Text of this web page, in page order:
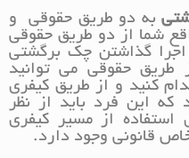
به دو طریق حقوقی و
شما از دو طریق حقوقی
گذاشتن چک برگشتی
طریق حقوقی می توانید
کنید و از طریق کیفری
که این فرد باید از نظر
استفاده از مسیر کیفری
قانونی وجود دارد.